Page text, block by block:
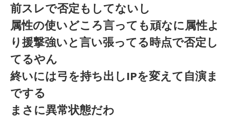
前スレで否定もしてないし
属性の使いどころ言っても頑なに属性よ
り援撃強いと言い張ってる時点で否定し
てるやん
終いには弓を持ち出しIPを変えて自演ま
でする
まさに異常状態だわ